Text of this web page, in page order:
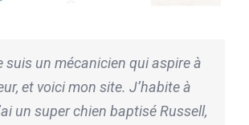
suis un mécanicien qui aspire à
et voici mon site. J’habite à
un super chien baptisé Russell,